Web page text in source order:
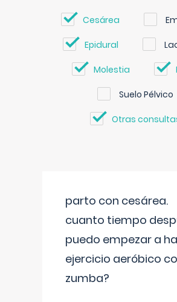
Cesárea
Epidural
Molestia
Suelo Pélvico
Otras
parto con cesárea.
cuanto tiempo
puedo empezar a
ejercicio aeróbico
zumba?